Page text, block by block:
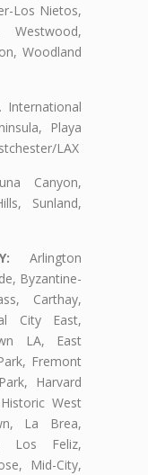
Los Nietos,
Westwood,
Woodland
International
Playa
LAX
Canyon,
Sunland,
Arlington
Byzantine-
Carthay,
City East,
LA, East
Fremont
Harvard
West
La Brea,
Los Feliz,
Mid-City,